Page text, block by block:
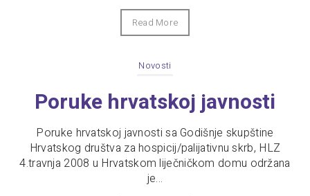
Read More
Novosti
Poruke hrvatskoj javnosti
Poruke hrvatskoj javnosti sa Godišnje skupštine
Hrvatskog društva za hospicij/palijativnu skrb, HLZ
4.travnja 2008 u Hrvatskom liječničkom domu održana
je...